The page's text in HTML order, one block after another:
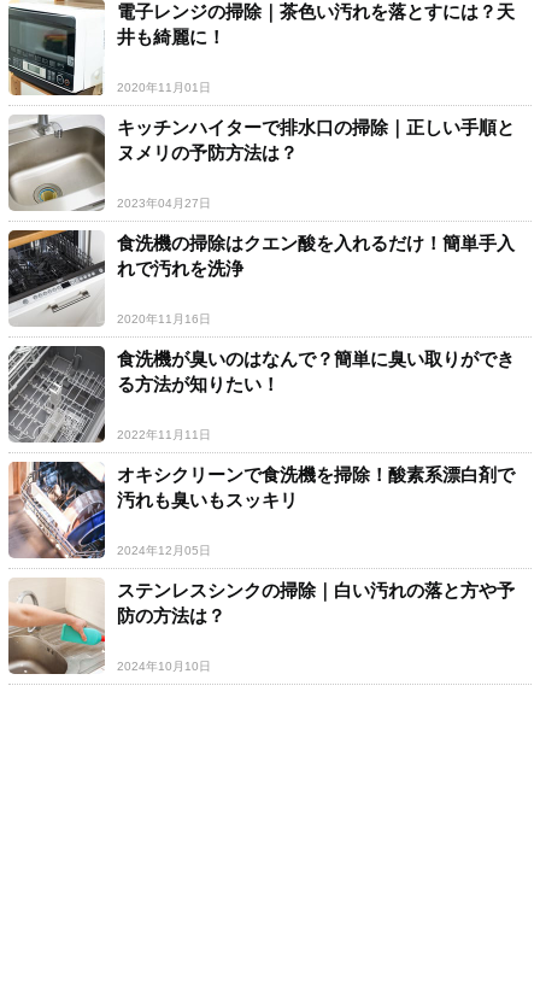
電子レンジの掃除｜茶色い汚れを落とすには？天
井も綺麗に！
2020年11月01日
キッチンハイターで排水口の掃除｜正しい手順と
ヌメリの予防方法は？
2023年04月27日
食洗機の掃除はクエン酸を入れるだけ！簡単手入
れで汚れを洗浄
2020年11月16日
食洗機が臭いのはなんで？簡単に臭い取りができ
る方法が知りたい！
2022年11月11日
オキシクリーンで食洗機を掃除！酸素系漂白剤で
汚れも臭いもスッキリ
2024年12月05日
ステンレスシンクの掃除｜白い汚れの落と方や予
防の方法は？
2024年10月10日